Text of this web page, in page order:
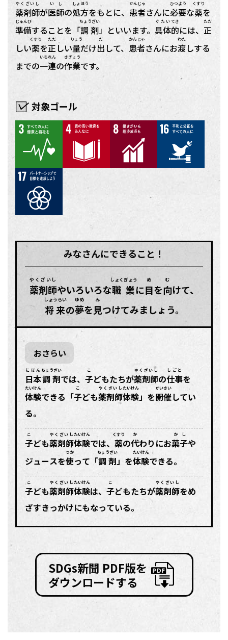
薬剤師
やくざいし
が医師
いし
の処方
しょほう
をもとに、 患者
かんじゃ
さんに必要
ひつよう
な薬
くすり
を
準備
じゅんび
することを「調剤
ちょうざい
」といいます。 具体
ぐたい
的
てき
には、 正
ただ
しい薬
くすり
を正
ただ
しい量
りょう
だけ出
だ
して、 患者
かんじゃ
さんにお渡
わた
しする
までの一連
いちれん
の作業
さぎょう
です。
対象ゴール
3 4 8 16
17
みなさんにできること！
薬剤師
やくざいし
やいろいろな職業
しょくぎょう
に目
め
を向
む
けて、
将来
しょうらい
の夢
ゆめ
を見
み
つけてみましょう。
おさらい
日本
にほん
調剤
ちょうざい
では、 子
こ
どもたちが薬剤師
やくざいし
の仕事
しごと
を
体験
たいけん
できる「子
こ
ども薬剤師
やくざいし
体験
たいけん
」を開催
かいさい
してい
る。
子
こ
ども薬剤師
やくざいし
体験
たいけん
では、 薬
くすり
の代
か
わりにお菓子
かし
や
ジュースを使
つか
って「調剤
ちょうざい
」を体験
たいけん
できる。
子
こ
ども薬剤師
やくざいし
体験
たいけん
は、 子
こ
どもたちが薬剤師
やくざいし
をめ
ざすきっかけにもなっている。
SDGs新聞 PDF版を
ダウンロードする